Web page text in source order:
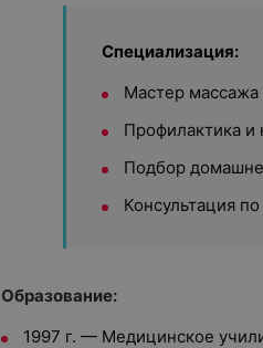
Специализация:
Мастер массажа
Профилактика и
Подбор
Консультация
Образование:
1997 г. — Медицинское